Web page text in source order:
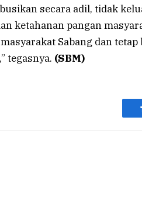
secara adil, tidak
ketahanan pangan
Sabang dan tetap
tegasnya. (SBM)